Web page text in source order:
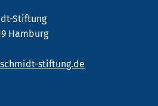
Stiftung
Hamburg
stiftung.de